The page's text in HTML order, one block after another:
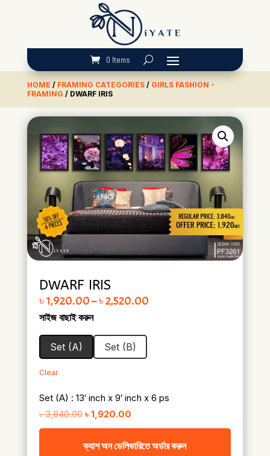
0 Items
HOME / FRAMING CATEGORIES/ GIRLS FASHION -
FRAMING / DWARF IRIS
DWARF IRIS
৳ 1,920.00–৳2,520.00Price range: ৳ 1,920.00 through ৳ 2,520.00
সাইজ বাছাই করুন
Set (A) Set (B)
Clear
Set (A) : 13′ inch x 9′ inch x 6 ps
৳3,840.00 Original
price
was:
৳ 1,920.00Current
price
is:
ক্যাশ অন ডেলিভারিতে অর্ডার করুন